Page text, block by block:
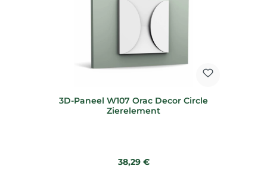
3D-Paneel W107 Orac Decor Circle
Zierelement
Regulärer Preis:
38,29 €